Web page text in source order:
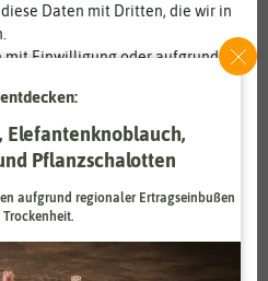
der Muttergesellschaft ams AG
110 Jahren Erfahrung
mit Intelligenz und
verbinden und somit
Die Leuchtmittel des weltweit
Daten mit Dritten, die wir in
Einwilligung oder aufgrund
Es besteht das Recht, nicht
zu einem späteren
Weitere
personenbezogener Daten und
unsererDaten­schutz­erklärung.
Statistik
Elefantenknoblauch,
Pflanzschalotten
aufgrund regionaler Ertragseinbußen